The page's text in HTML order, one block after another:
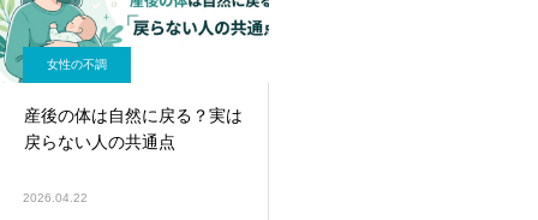
女性の不調
産後の体は自然に戻る？実は
戻らない人の共通点
2026.04.22